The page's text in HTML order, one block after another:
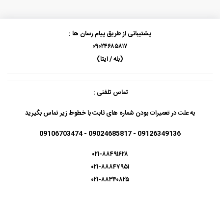
پشتیبانی از طریق پیام رسان ها :
۰۹۰۲۴۶۸۵۸۱۷
(بله / ایتا)
تماس تلفنی :
به علت در تعمیرات بودن شماره های ثابت با خطوط زیر تماس بگیرید
09126349136 - 09024685817 - 09106703474
۰۲۱-۸۸۴۹۱۶۲۸
۰۲۱-۸۸۸۴۷۹۵۱
۰۲۱-۸۸۳۴۰۸۲۵